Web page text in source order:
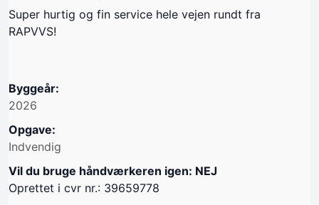
Super hurtig og fin service hele vejen rundt fra
RAPVVS!
Byggeår:
2026
Opgave:
Indvendig
Vil du bruge håndværkeren igen: NEJ
Oprettet i cvr nr.: 39659778